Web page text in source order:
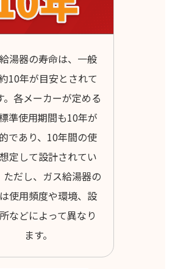
湯器の寿命は、一般
10年が目安とされて
。各メーカーが定める
準使用期間も10年が
であり、10年間の使
定して設計されてい
ただし、ガス給湯器の
使用頻度や環境、設
などによって異なり
ます。